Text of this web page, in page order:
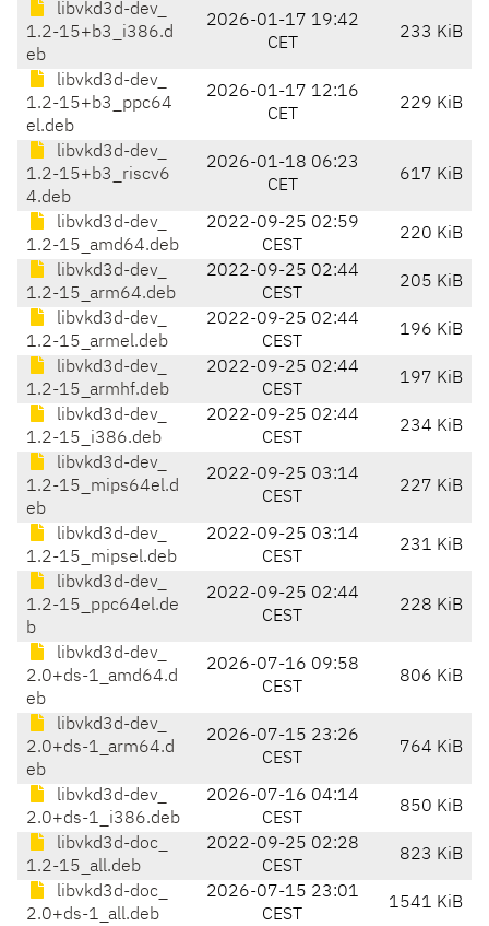
libvkd3d-dev_
1.2-15+b3_i386.d
eb
2026-01-17 19:42
CET
233 KiB
libvkd3d-dev_
1.2-15+b3_ppc64
el.deb
2026-01-17 12:16
CET
229 KiB
libvkd3d-dev_
1.2-15+b3_riscv6
4.deb
2026-01-18 06:23
CET
617 KiB
libvkd3d-dev_
1.2-15_amd64.deb
2022-09-25 02:59
CEST
220 KiB
libvkd3d-dev_
1.2-15_arm64.deb
2022-09-25 02:44
CEST
205 KiB
libvkd3d-dev_
1.2-15_armel.deb
2022-09-25 02:44
CEST
196 KiB
libvkd3d-dev_
1.2-15_armhf.deb
2022-09-25 02:44
CEST
197 KiB
libvkd3d-dev_
1.2-15_i386.deb
2022-09-25 02:44
CEST
234 KiB
libvkd3d-dev_
1.2-15_mips64el.d
eb
2022-09-25 03:14
CEST
227 KiB
libvkd3d-dev_
1.2-15_mipsel.deb
2022-09-25 03:14
CEST
231 KiB
libvkd3d-dev_
1.2-15_ppc64el.de
b
2022-09-25 02:44
CEST
228 KiB
libvkd3d-dev_
2.0+ds-1_amd64.d
eb
2026-07-16 09:58
CEST
806 KiB
libvkd3d-dev_
2.0+ds-1_arm64.d
eb
2026-07-15 23:26
CEST
764 KiB
libvkd3d-dev_
2.0+ds-1_i386.deb
2026-07-16 04:14
CEST
850 KiB
libvkd3d-doc_
1.2-15_all.deb
2022-09-25 02:28
CEST
823 KiB
libvkd3d-doc_
2.0+ds-1_all.deb
2026-07-15 23:01
CEST
1541 KiB